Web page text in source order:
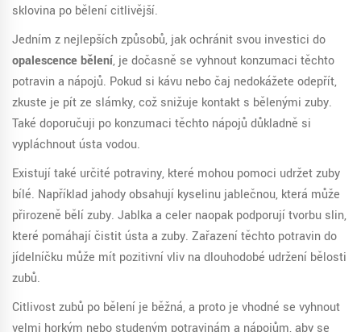
sklovina po bělení citlivější.
Jedním z nejlepších způsobů, jak ochránit svou investici do
opalescence bělení, je dočasně se vyhnout konzumaci těchto
potravin a nápojů. Pokud si kávu nebo čaj nedokážete odepřít,
zkuste je pít ze slámky, což snižuje kontakt s bělenými zuby.
Také doporučuji po konzumaci těchto nápojů důkladně si
vypláchnout ústa vodou.
Existují také určité potraviny, které mohou pomoci udržet zuby
bílé. Například jahody obsahují kyselinu jablečnou, která může
přirozeně bělí zuby. Jablka a celer naopak podporují tvorbu slin,
které pomáhají čistit ústa a zuby. Zařazení těchto potravin do
jídelníčku může mít pozitivní vliv na dlouhodobé udržení bělosti
zubů.
Citlivost zubů po bělení je běžná, a proto je vhodné se vyhnout
velmi horkým nebo studeným potravinám a nápojům, aby se